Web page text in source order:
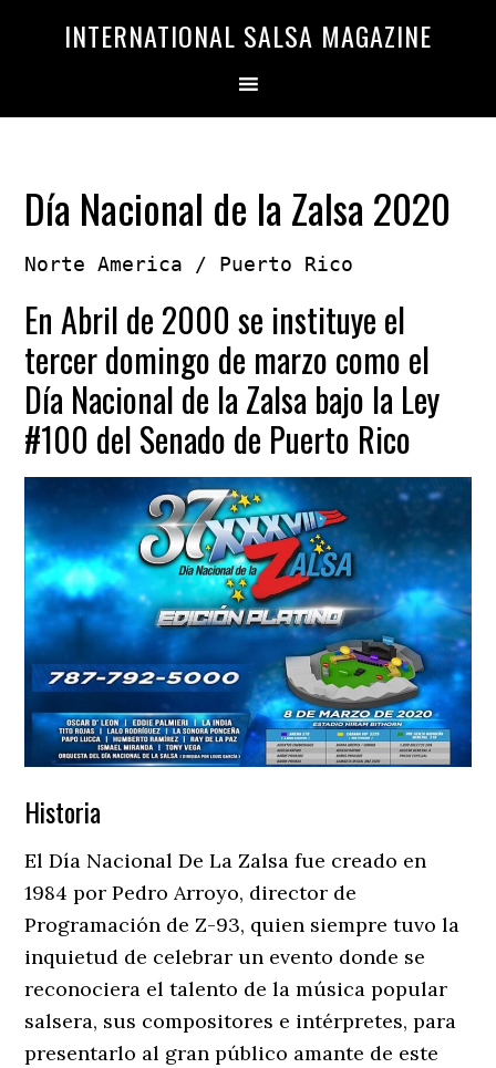
INTERNATIONAL SALSA MAGAZINE
Día Nacional de la Zalsa 2020
Norte America / Puerto Rico
En Abril de 2000 se instituye el
tercer domingo de marzo como el
Día Nacional de la Zalsa bajo la Ley
#100 del Senado de Puerto Rico
Historia
El Día Nacional De La Zalsa fue creado en
1984 por Pedro Arroyo, director de
Programación de Z-93, quien siempre tuvo la
inquietud de celebrar un evento donde se
reconociera el talento de la música popular
salsera, sus compositores e intérpretes, para
presentarlo al gran público amante de este